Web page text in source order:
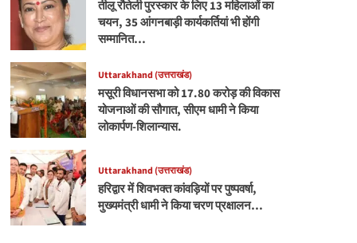
तीलू रौतेली पुरस्कार के लिए 13 महिलाओं का
चयन, 35 आंगनबाड़ी कार्यकर्तियां भी होंगी
सम्मानित…
Uttarakhand (उत्तराखंड)
मसूरी विधानसभा को 17.80 करोड़ की विकास
योजनाओं की सौगात, सीएम धामी ने किया
लोकार्पण-शिलान्यास.
Uttarakhand (उत्तराखंड)
हरिद्वार में शिवभक्त कांवड़ियों पर पुष्पवर्षा,
मुख्यमंत्री धामी ने किया चरण प्रक्षालन…